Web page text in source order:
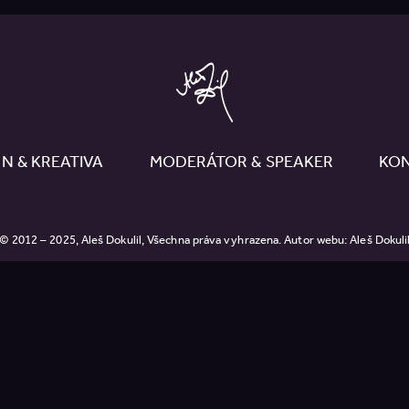
& KREATIVA MODERÁTOR & SPEAKER
© 2012 – 2025, Aleš Doku­lil, Všech­na práva vyhra­ze­na. Autor webu: Aleš Dokulil